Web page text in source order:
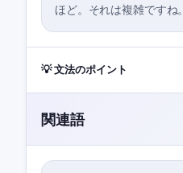
ほど。それは複雑ですね。
💡 文法のポイント
関連語